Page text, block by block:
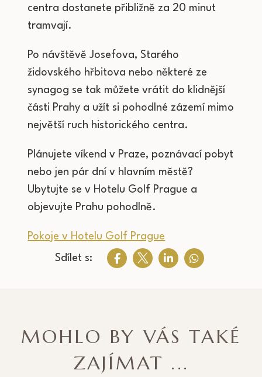
centra dostanete přibližně za 20 minut
tramvají.
Po návštěvě Josefova, Starého
židovského hřbitova nebo některé ze
synagog se tak můžete vrátit do klidnější
části Prahy a užít si pohodlné zázemí mimo
největší ruch historického centra.
Plánujete víkend v Praze, poznávací pobyt
nebo jen pár dní v hlavním městě?
Ubytujte se v Hotelu Golf Prague a
objevujte Prahu pohodlně.
Pokoje v Hotelu Golf Prague
Sdílet s:
MOHLO BY VÁS TAKÉ
ZAJÍMAT ...